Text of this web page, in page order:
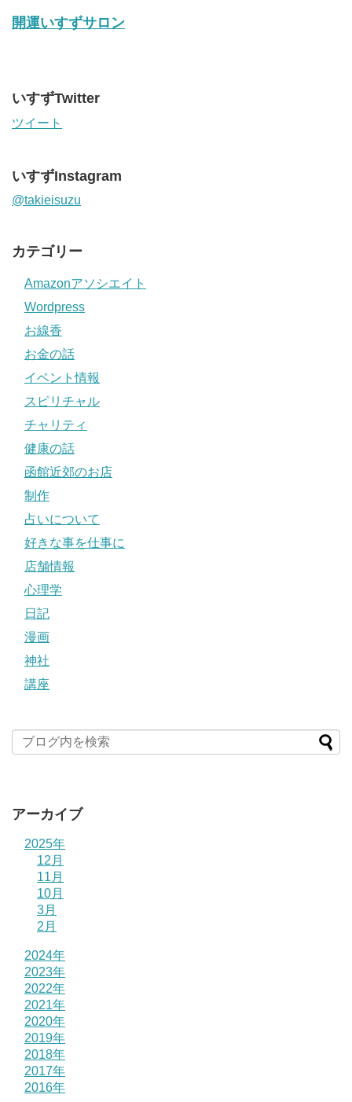
開運いすずサロン
いすずTwitter
ツイート
いすずInstagram
@takieisuzu
カテゴリー
Amazonアソシエイト
Wordpress
お線香
お金の話
イベント情報
スピリチャル
チャリティ
健康の話
函館近郊のお店
制作
占いについて
好きな事を仕事に
店舗情報
心理学
日記
漫画
神社
講座
アーカイブ
2025年
12月
11月
10月
3月
2月
2024年
2023年
2022年
2021年
2020年
2019年
2018年
2017年
2016年